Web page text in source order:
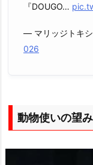
『DOUGO…
— マリッジトキ
026
動物使いの望